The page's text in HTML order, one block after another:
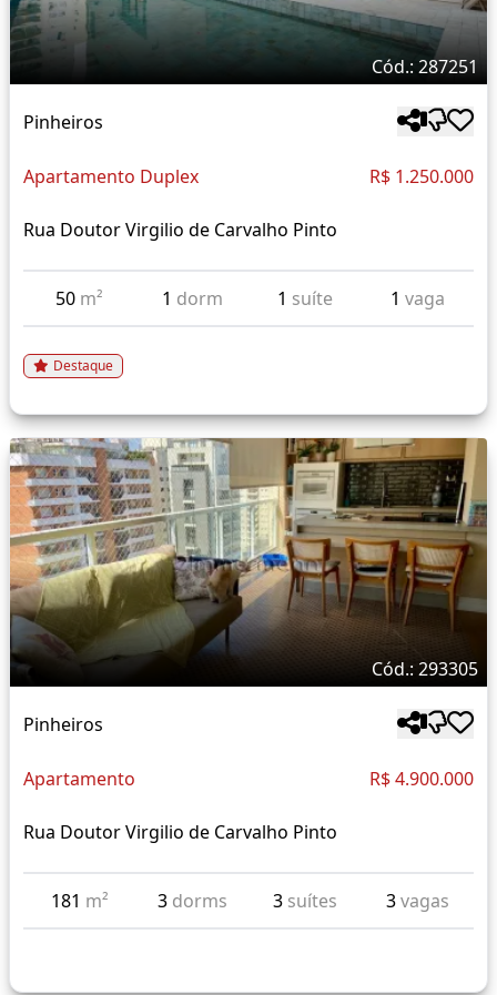
Cód.: 287251
Pinheiros
Apartamento Duplex R$ 1.250.000
Rua Doutor Virgilio de Carvalho Pinto
50 m² 1 dorm 1 suíte 1 vaga
Destaque
Cód.: 293305
Pinheiros
Apartamento R$ 4.900.000
Rua Doutor Virgilio de Carvalho Pinto
181 m² 3 dorms 3 suítes 3vagas